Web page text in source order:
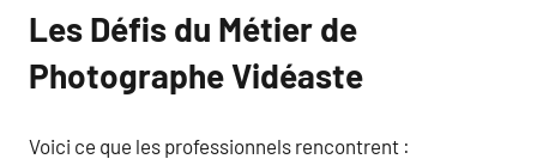
Les Défis du Métier de
Photographe Vidéaste
Voici ce que les professionnels rencontrent :